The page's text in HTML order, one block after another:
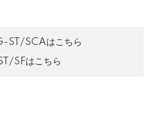
ST/SCAはこちら
SFはこちら